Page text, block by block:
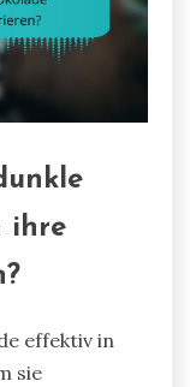
ihre
effektiv in
sie